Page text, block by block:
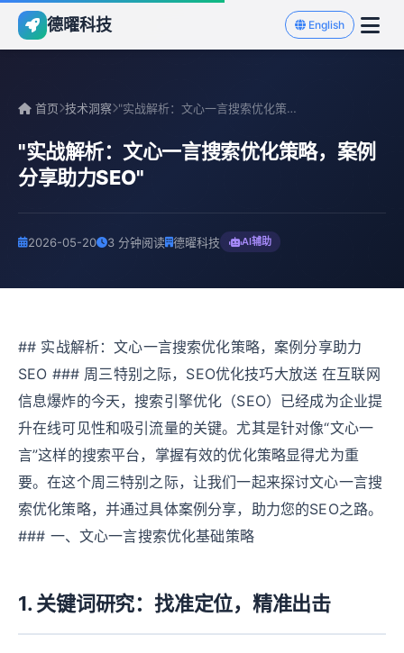
德曜科技 English
首页 技术洞察 "实战解析：文心一言搜索优化策略，案例分享助力SEO"
"实战解析：文心一言搜索优化策略，案例
分享助力SEO"
2026-05-20 3 分钟阅读 德曜科技 AI辅助
## 实战解析：文心一言搜索优化策略，案例分享助力
SEO ### 周三特别之际，SEO优化技巧大放送 在互联网
信息爆炸的今天，搜索引擎优化（SEO）已经成为企业提
升在线可见性和吸引流量的关键。尤其是针对像“文心一
言”这样的搜索平台，掌握有效的优化策略显得尤为重
要。在这个周三特别之际，让我们一起来探讨文心一言搜
索优化策略，并通过具体案例分享，助力您的SEO之路。
### 一、文心一言搜索优化基础策略
1. 关键词研究：找准定位，精准出击